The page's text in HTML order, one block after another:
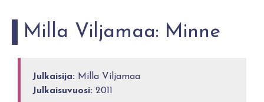
Milla Viljamaa: Minne
Julkaisija: Milla Viljamaa
Julkaisuvuosi: 2011